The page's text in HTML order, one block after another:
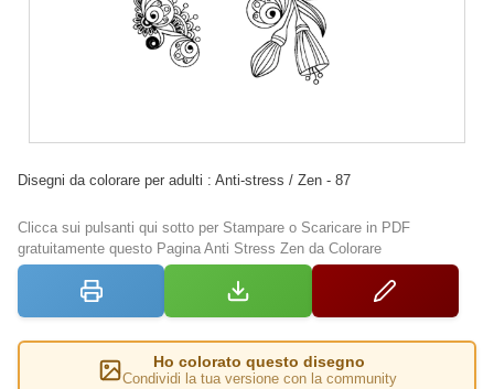
Disegni da colorare per adulti : Anti-stress / Zen - 87
Clicca sui pulsanti qui sotto per Stampare o Scaricare in PDF
gratuitamente questo Pagina Anti Stress Zen da Colorare
Ho colorato questo disegno
Condividi la tua versione con la community